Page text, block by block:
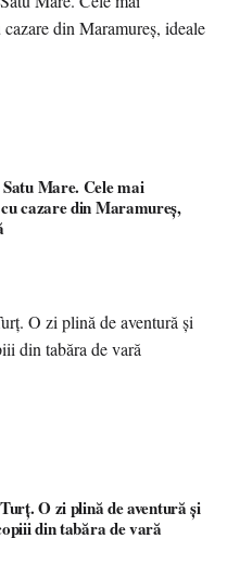
Mare. Cele mai
cazare din Maramureș,
O zi plină de aventură și
din tabăra de vară